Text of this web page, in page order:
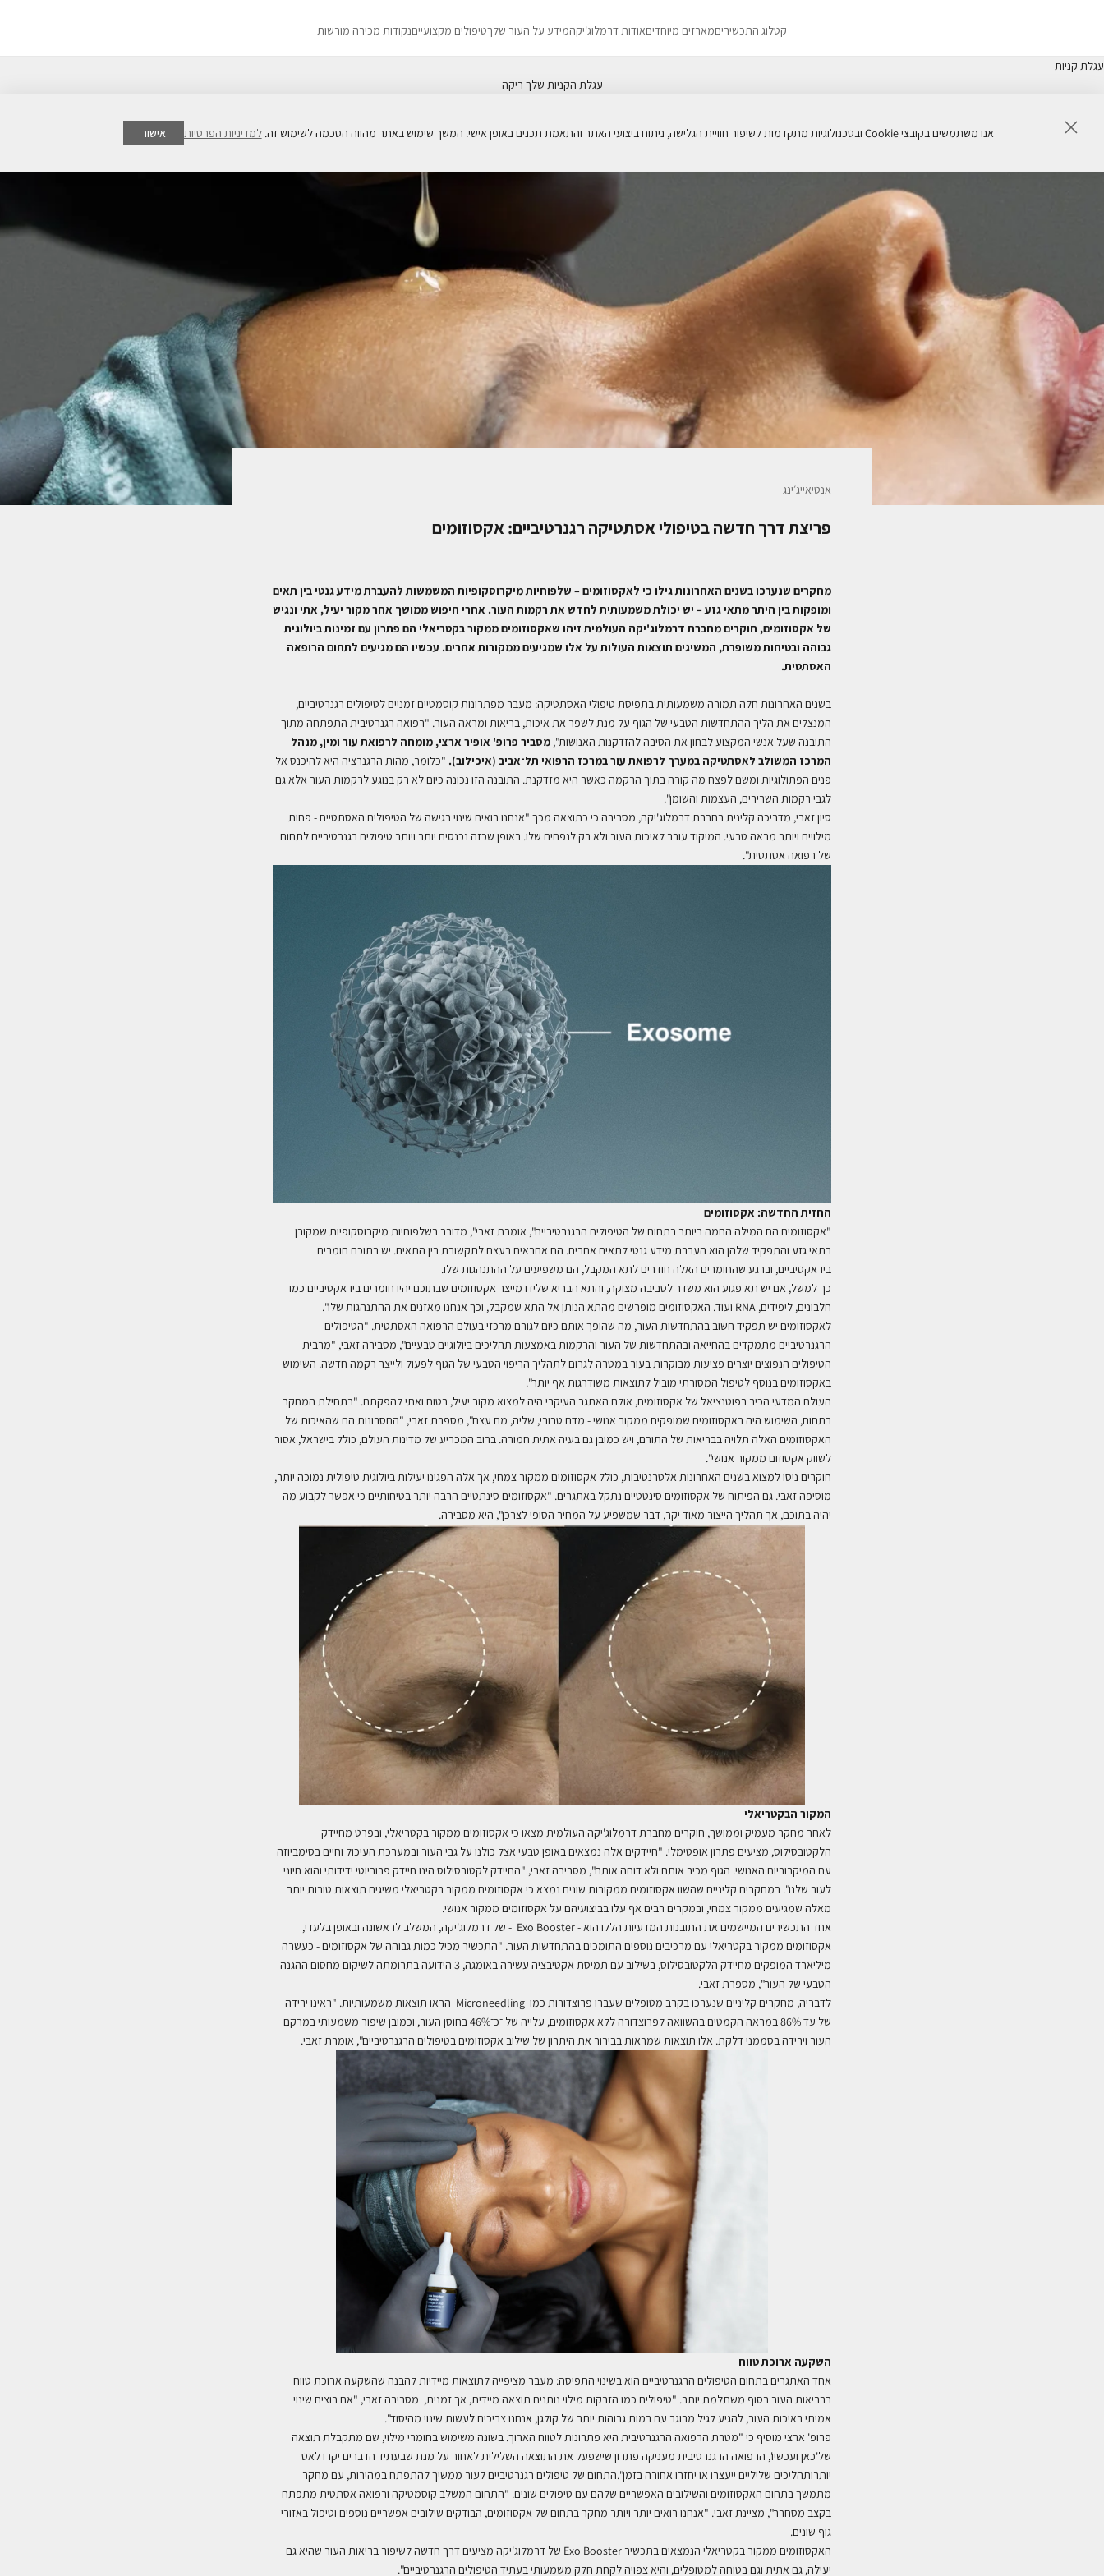
קטלוג התכשיריםמארזים מיוחדיםאודות דרמלוג'יקהמידע על העור שלךטיפולים מקצועייםנקודות מכירה מורשות
עגלת קניות
עגלת הקניות שלך ריקה
סגור אנו משתמשים בקובצי Cookie ובטכנולוגיות מתקדמות לשיפור חוויית הגלישה, ניתוח ביצועי האתר והתאמת תכנים באופן אישי. המשך שימוש באתר מהווה הסכמה לשימוש זה. למדיניות הפרטיות אישור
אנטיאייג׳ינג
פריצת דרך חדשה בטיפולי אסתטיקה רגנרטיביים: אקסוזומים
מחקרים שנערכו בשנים האחרונות גילו כי לאקסוזומים – שלפוחיות מיקרוסקופיות המשמשות להעברת מידע גנטי בין תאים
ומופקות בין היתר מתאי גזע – יש יכולת משמעותית לחדש את רקמות העור. אחרי חיפוש ממושך אחר מקור יעיל, אתי ונגיש
של אקסוזומים, חוקרים מחברת דרמלוג'יקה העולמית זיהו שאקסוזומים ממקור בקטריאלי הם פתרון עם זמינות ביולוגית
גבוהה ובטיחות משופרת, המשיגים תוצאות העולות על אלו שמגיעים ממקורות אחרים. עכשיו הם מגיעים לתחום הרופאה
האסתטית.
בשנים האחרונות חלה תמורה משמעותית בתפיסת טיפולי האסתטיקה: מעבר מפתרונות קוסמטיים זמניים לטיפולים רגנרטיביים,
המנצלים את הליך ההתחדשות הטבעי של הגוף על מנת לשפר את איכות, בריאות ומראה העור. "רפואה רגנרטיבית התפתחה מתוך
התובנה שעל אנשי המקצוע לבחון את הסיבה להזדקנות האנושות", מסביר פרופ' אופיר ארצי, מומחה לרפואת עור ומין, מנהל
המרכז המשולב לאסתטיקה במערך לרפואת עור במרכז הרפואי תל־אביב (איכילוב). "כלומר, מהות הרגנרציה היא להיכנס אל
פנים הפתולוגיות ומשם לפצח מה קורה בתוך הרקמה כאשר היא מזדקנת. התובנה הזו נכונה כיום לא רק בנוגע לרקמות העור אלא גם
לגבי רקמות השרירים, העצמות והשומן".
סיון זאבי, מדריכה קלינית בחברת דרמלוג'יקה, מסבירה כי כתוצאה מכך "אנחנו רואים שינוי בגישה של הטיפולים האסתטיים- פחות
מילויים ויותר מראה טבעי. המיקוד עובר לאיכות העור ולא רק לנפחים שלו. באופן שכזה נכנסים יותר ויותר טיפולים רגנרטיביים לתחום
של רפואה אסתטית".
החזית החדשה: אקסוזומים
"אקסוזומים הם המילה החמה ביותר בתחום של הטיפולים הרגנרטיביים", אומרת זאבי", מדובר בשלפוחיות מיקרוסקופיות שמקורן
בתאי גזע והתפקיד שלהן הוא העברת מידע גנטי לתאים אחרים. הם אחראים בעצם לתקשורת בין התאים. יש בתוכם חומרים
ביו־אקטיביים, וברגע שהחומרים האלה חודרים לתא המקבל, הם משפיעים על ההתנהגות שלו.
כך למשל, אם יש תא פגוע הוא משדר לסביבה מצוקה, והתא הבריא שלידו מייצר אקסוזומים שבתוכם יהיו חומרים ביו־אקטיביים כמו
חלבונים, ליפידים, RNA ועוד
. האקסוזומים מופרשים מהתא הנותן אל התא שמקבל, וכך אנחנו מאזנים את ההתנהגות שלו".
לאקסוזומים יש תפקיד חשוב בהתחדשות העור, מה שהופך אותם כיום לגורם מרכזי בעולם הרפואה האסתטית. "הטיפולים
הרגנרטיביים מתמקדים בהחייאה ובהתחדשות של העור והרקמות באמצעות תהליכים ביולוגיים טבעיים", מסבירה זאבי, "מרבית
הטיפולים הנפוצים יוצרים פציעות מבוקרות בעור במטרה לגרום לתהליך הריפוי הטבעי של הגוף לפעול ולייצר רקמה חדשה. השימוש
באקסוזומים בנוסף לטיפול המסורתי מוביל לתוצאות משודרגות אף יותר".
העולם המדעי הכיר בפוטנציאל של אקסוזומים, אולם האתגר העיקרי היה למצוא מקור יעיל, בטוח ואתי להפקתם. "בתחילת המחקר
בתחום, השימוש היה באקסוזומים שמופקים ממקור אנושי - מדם טבורי, שליה, מח עצם", מספרת זאבי, "החסרונות הם שהאיכות של
האקסוזומים האלה תלויה בבריאות של התורם, ויש כמובן גם בעיה אתית חמורה. ברוב המכריע של מדינות העולם, כולל בישראל, אסור
לשווק אקסוזום ממקור אנושי".
חוקרים ניסו למצוא בשנים האחרונות אלטרנטיבות, כולל אקסוזומים ממקור צמחי, אך אלה הפגינו יעילות ביולוגית טיפולית נמוכה יותר,
מוסיפה זאבי. גם הפיתוח של אקסוזומים סינטטיים נתקל באתגרים. "אקסוזומים סינתטיים הרבה יותר בטיחותיים כי אפשר לקבוע מה
יהיה בתוכם, אך תהליך הייצור מאוד יקר, דבר שמשפיע על המחיר הסופי לצרכן", היא מסבירה.
המקור הבקטריאלי
לאחר מחקר מעמיק וממושך, חוקרים מחברת דרמלוג'יקה העולמית מצאו כי אקסוזומים ממקור בקטריאלי, ובפרט מחיידק
הלקטובסילוס, מציעים פתרון אופטימלי. "חיידקים אלה נמצאים באופן טבעי אצל כולנו על גבי העור ובמערכת העיכול וחיים בסימביוזה
עם המיקרוביום האנושי. הגוף מכיר אותם ולא דוחה אותם", מסבירה זאבי, "החיידק לקטובסילוס הינו חיידק פרוביוטי ידידותי והוא חיוני
לעור שלנו". במחקרים קליניים שהשוו אקסוזומים ממקורות שונים נמצא כי אקסוזומים ממקור בקטריאלי משיגים תוצאות טובות יותר
מאלה שמגיעים ממקור צמחי, ובמקרים רבים אף עלו בביצועיהם על אקסוזומים ממקור אנושי.
אחד התכשירים המיישמים את התובנות המדעיות הללו הוא -
- של דרמלוג'יקה, המשלב לראשונה ובאופן בלעדי,
אקסוזומים ממקור בקטריאלי עם מרכיבים נוספים התומכים בהתחדשות העור. "התכשיר מכיל כמות גבוהה של אקסוזומים - כעשרה
מיליארד המופקים מחיידק הלקטובסילוס, בשילוב עם תמיסת אקטיבציה עשירה באומגה, 3 הידועה בתרומתה לשיקום מחסום ההגנה
הטבעי של העור", מספרת זאבי.
לדבריה, מחקרים קליניים שנערכו בקרב מטופלים שעברו פרוצדורות כמו
הראו תוצאות משמעותיות. "ראינו ירידה
של עד 86% במראה הקמטים בהשוואה לפרוצדורה ללא אקסוזומים,
עלייה של ־כ־46% בחוסן העור, וכמובן שיפור משמעותי במרקם
העור וירידה בסממני דלקת. אלו תוצאות שמראות בבירור את היתרון של שילוב אקסוזומים בטיפולים הרגנרטיביים", אומרת זאבי.
השקעה ארוכת טווח
אחד האתגרים בתחום הטיפולים הרגנרטיביים הוא בשינוי התפיסה: מעבר מציפייה לתוצאות מיידיות להבנה שהשקעה ארוכת טווח
בבריאות העור בסוף משתלמת יותר. "טיפולים כמו הזרקות מילוי נותנים תוצאה מיידית, אך זמנית, מסבירה זאבי, "אם רוצים שינוי
אמיתי באיכות העור, להגיע לגיל מבוגר עם רמות גבוהות יותר של קולגן, אנחנו צריכים לעשות שינוי מהיסוד".
פרופ' ארצי מוסיף כי "מטרת הרפואה הרגנרטיבית היא פתרונות לטווח הארוך. בשונה משימוש בחומרי מילוי, שם מתקבלת תוצאה
של'כאן ועכשיו', הרפואה הרגנרטיבית מעניקה פתרון שישפעל את התוצאה השלילית לאחור על מנת שבעתיד הדברים יקרו לאט
יותרותהליכים שליליים ייעצרו או יחזרו אחורה בזמן".התחום של טיפולים רגנרטיביים לעור ממשיך להתפתח במהירות, עם מחקר
מתמשך בתחום האקסוזומים והשילובים האפשריים שלהם עם טיפולים שונים. "התחום המשלב קוסמטיקה ורפואה אסתטית מתפתח
בקצב מסחרר", מציינת זאבי. "אנחנו רואים יותר ויותר מחקר בתחום של אקסוזומים, הבודקים שילובים אפשריים נוספים וטיפול באזורי
גוף שונים.
האקסוזומים ממקור בקטריאלי הנמצאים בתכשיר Exo Booster של דרמלוג'יקה מציעים דרך חדשה לשיפור בריאות העור שהיא גם
יעילה, גם אתית וגם בטוחה למטופלים, והיא צפויה לקחת חלק משמעותי בעתיד הטיפולים הרגנרטיביים".